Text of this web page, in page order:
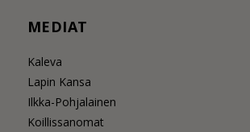
MEDIAT
Kaleva
Lapin Kansa
Ilkka-Pohjalainen
Koillissanomat